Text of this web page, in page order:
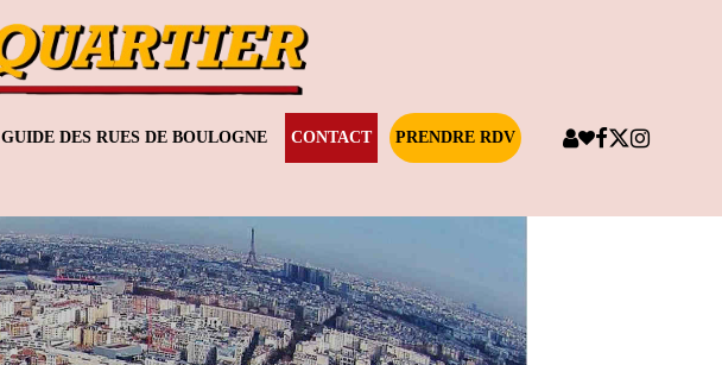
GUIDE DES RUES DE BOULOGNE CONTACT PRENDRE RDV